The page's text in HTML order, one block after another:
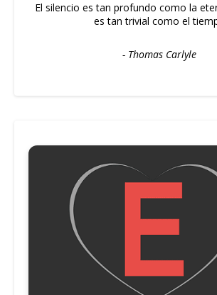
El silencio es tan profundo como la
es tan trivial como el
- Thomas Carlyle